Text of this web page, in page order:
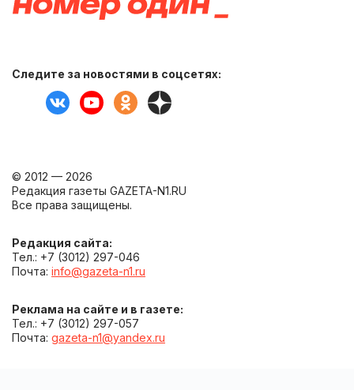
Следите за новостями в соцсетях:
© 2012 — 2026
Редакция газеты GAZETA-N1.RU
Все права защищены.
Редакция сайта:
Тел.: +7 (3012) 297-046
Почта: info@gazeta-n1.ru
Реклама на сайте и в газете:
Тел.: +7 (3012) 297-057
Почта: gazeta-n1@yandex.ru